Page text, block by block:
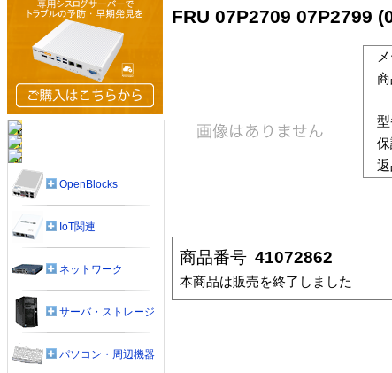
FRU 07P2709 07P2799
商
商品番号 41072862
本商品は販売を終了しました
OpenBlocks
IoT関連
ネットワーク
サーバ・ストレージ
パソコン・周辺機器